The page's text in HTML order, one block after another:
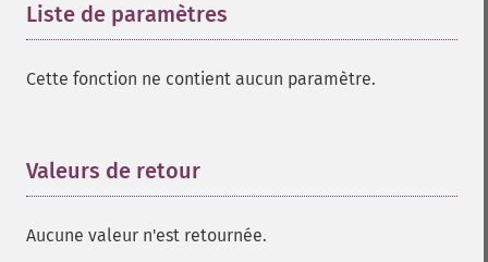
Liste de paramètres
Cette fonction ne contient aucun paramètre.
Valeurs de retour
Aucune valeur n'est retournée.